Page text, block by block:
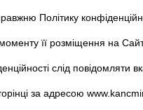
Політику
її розміщення на
слід повідомляти
за адресою